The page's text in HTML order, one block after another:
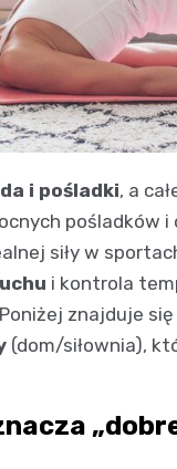
i pośladki, a
pośladków
siły w
i kontrola
znajduje
(dom/siłownia),